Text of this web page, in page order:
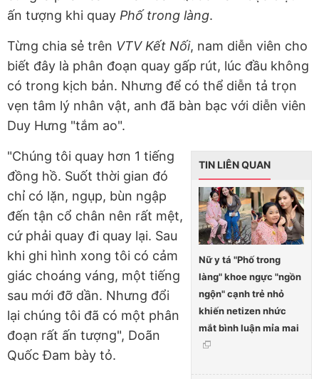
ấn tượng khi quay Phố trong làng.
Từng chia sẻ trên VTV Kết Nối, nam diễn viên cho
biết đây là phân đoạn quay gấp rút, lúc đầu không
có trong kịch bản. Nhưng để có thể diễn tả trọn
vẹn tâm lý nhân vật, anh đã bàn bạc với diễn viên
Duy Hưng "tắm ao".
TIN LIÊN QUAN
Nữ y tá "Phố trong
làng" khoe ngực "ngồn
ngộn" cạnh trẻ nhỏ
khiến netizen nhức
mắt bình luận mỉa mai
"Chúng tôi quay hơn 1 tiếng
đồng hồ. Suốt thời gian đó
chỉ có lặn, ngụp, bùn ngập
đến tận cổ chân nên rất mệt,
cứ phải quay đi quay lại. Sau
khi ghi hình xong tôi có cảm
giác choáng váng, một tiếng
sau mới đỡ dần. Nhưng đổi
lại chúng tôi đã có một phân
đoạn rất ấn tượng", Doãn
Quốc Đam bày tỏ.